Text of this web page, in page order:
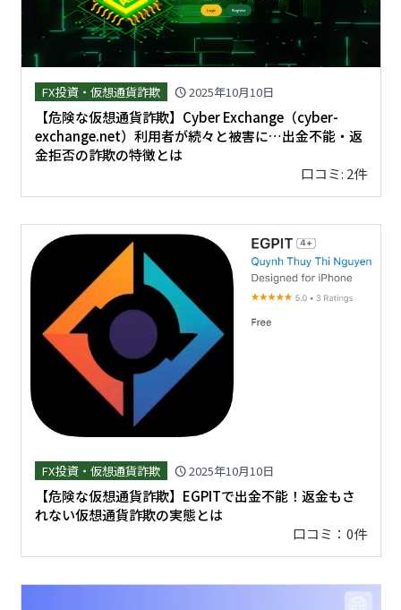
FX投資・仮想通貨詐欺 schedule2025年10月10日
【危険な仮想通貨詐欺】Cyber Exchange（cyber-
exchange.net）利用者が続々と被害に…出金不能・返
金拒否の詐欺の特徴とは
口コミ: 2件
FX投資・仮想通貨詐欺 schedule2025年10月10日
【危険な仮想通貨詐欺】EGPITで出金不能！返金もさ
れない仮想通貨詐欺の実態とは
口コミ：0件